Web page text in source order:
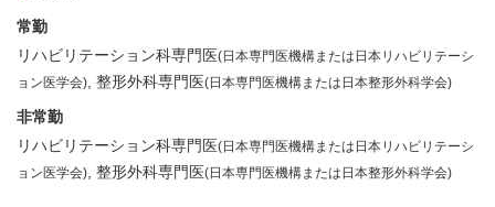
常勤
リハビリテーション科専門医(日本専門医機構または日本リハビリテーシ
ョン医学会) 整形外科専門医(日本専門医機構または日本整形外科学会)
非常勤
リハビリテーション科専門医(日本専門医機構または日本リハビリテーシ
ョン医学会) 整形外科専門医(日本専門医機構または日本整形外科学会)